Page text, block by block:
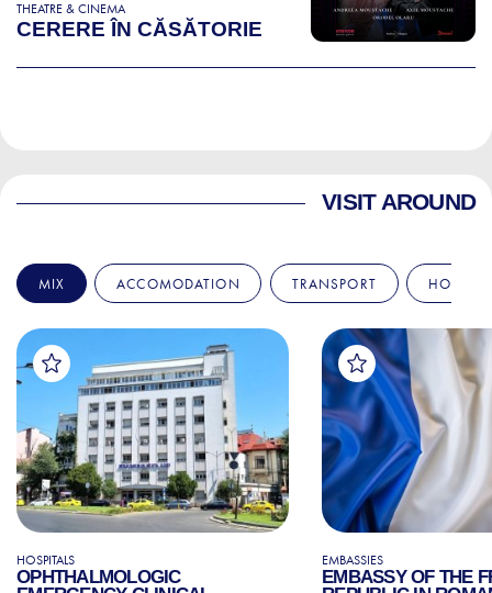
THEATRE & CINEMA
CERERE ÎN CĂSĂTORIE
VISIT AROUND
MIX ACCOMODATION TRANSPORT
HOSPITALS
OPHTHALMOLOGIC
EMBASSIES
EMBASSY OF THE